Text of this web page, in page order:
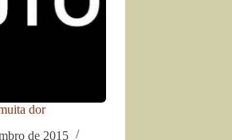
dor
de 2015